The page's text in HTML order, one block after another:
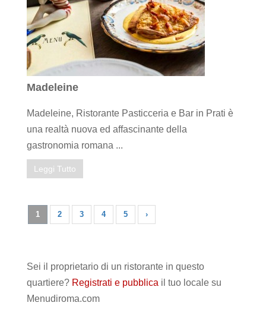
Madeleine
Madeleine, Ristorante Pasticceria e Bar in Prati è
una realtà nuova ed affascinante della
gastronomia romana ...
Leggi Tutto
1 2 3 4 5 ›
Sei il proprietario di un ristorante in questo
quartiere? Registrati e pubblica il tuo locale su
Menudiroma.com